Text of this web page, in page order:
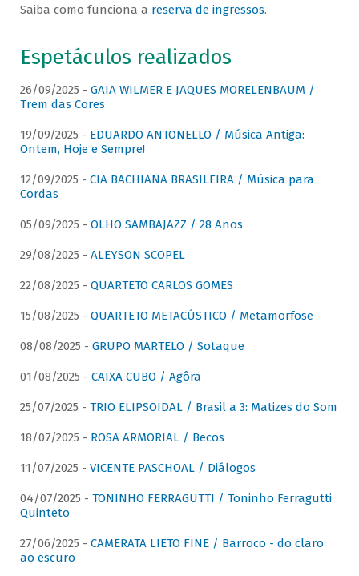
Saiba como funciona a reserva de ingressos.
Espetáculos realizados
26/09/2025 - GAIA WILMER E JAQUES MORELENBAUM /
Trem das Cores
19/09/2025 - EDUARDO ANTONELLO / Música Antiga:
Ontem, Hoje e Sempre!
12/09/2025 - CIA BACHIANA BRASILEIRA / Música para
Cordas
05/09/2025 - OLHO SAMBAJAZZ / 28 Anos
29/08/2025 - ALEYSON SCOPEL
22/08/2025 - QUARTETO CARLOS GOMES
15/08/2025 - QUARTETO METACÚSTICO / Metamorfose
08/08/2025 - GRUPO MARTELO / Sotaque
01/08/2025 - CAIXA CUBO / Agôra
25/07/2025 - TRIO ELIPSOIDAL / Brasil a 3: Matizes do Som
18/07/2025 - ROSA ARMORIAL / Becos
11/07/2025 - VICENTE PASCHOAL / Diálogos
04/07/2025 - TONINHO FERRAGUTTI / Toninho Ferragutti
Quinteto
27/06/2025 - CAMERATA LIETO FINE / Barroco - do claro
ao escuro